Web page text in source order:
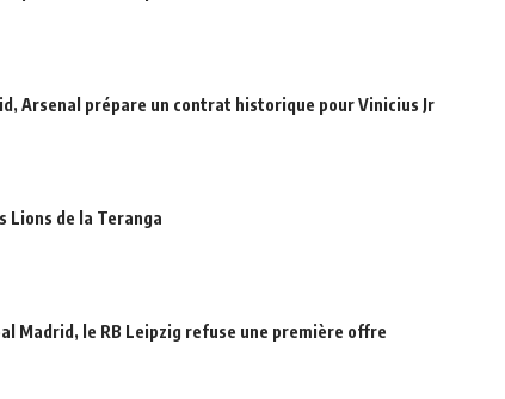
Arsenal prépare un contrat historique pour Vinicius Jr
Lions de la Teranga
Madrid, le RB Leipzig refuse une première offre